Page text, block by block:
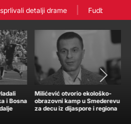
detalji drame Fudbaleri
i Bosna
Milićević otvorio ekološko-
obrazovni kamp u Smederevu
za decu iz dijaspore i regiona